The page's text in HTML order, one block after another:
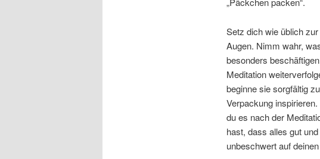
Setz dich wie üblich
Augen. Nimm wahr,
besonders
Meditation
beginne sie sorgfältig
Verpackung
du es nach der
hast, dass alles gut
unbeschwert auf